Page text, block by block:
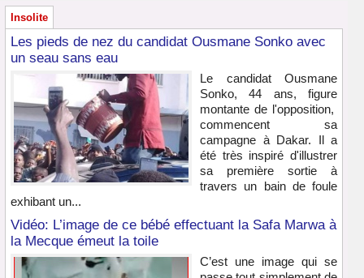
Insolite
Les pieds de nez du candidat Ousmane Sonko avec
un seau sans eau
Le candidat Ousmane
Sonko, 44 ans, figure
montante de l'opposition,
commencent sa
campagne à Dakar. Il a
été très inspiré d'illustrer
sa première sortie à
travers un bain de foule
exhibant un...
Vidéo: L’image de ce bébé effectuant la Safa Marwa à
la Mecque émeut la toile
C’est une image qui se